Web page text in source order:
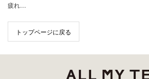
疲れ…
トップページに戻る